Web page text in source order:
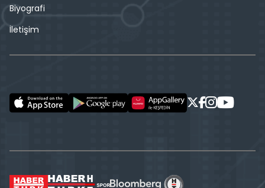
Biyografi
İletişim